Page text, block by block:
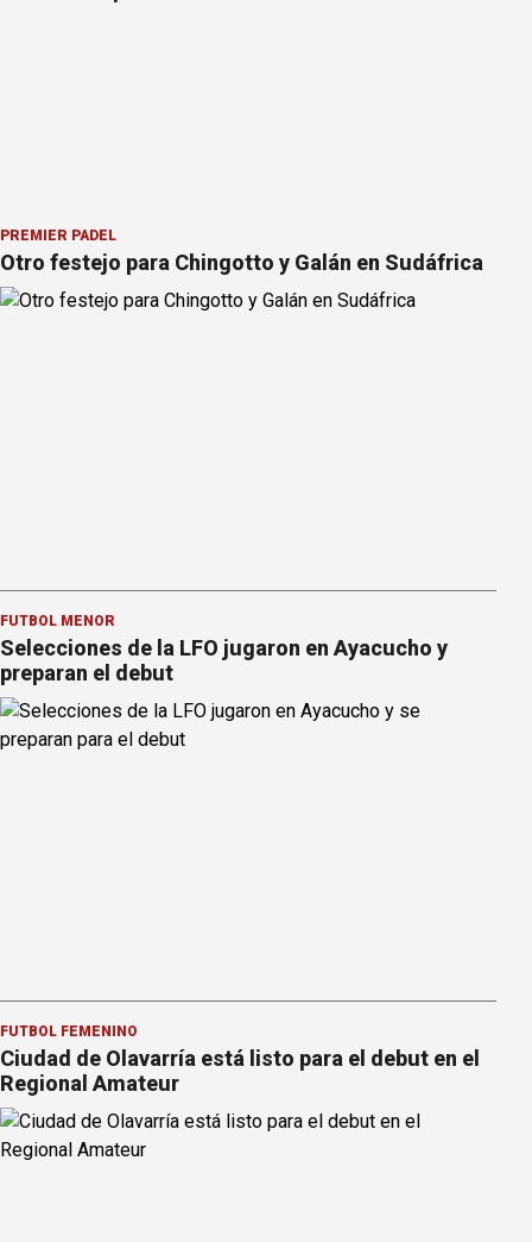
PREMIER PÁDEL
Otro festejo para Chingotto y Galán en Sudáfrica
FÚTBOL MENOR
Selecciones de la LFO jugaron en Ayacucho y
preparan el debut
FÚTBOL FEMENINO
Ciudad de Olavarría está listo para el debut en el
Regional Amateur